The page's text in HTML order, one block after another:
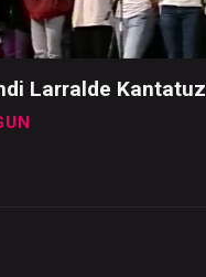
Larralde Kantatuz